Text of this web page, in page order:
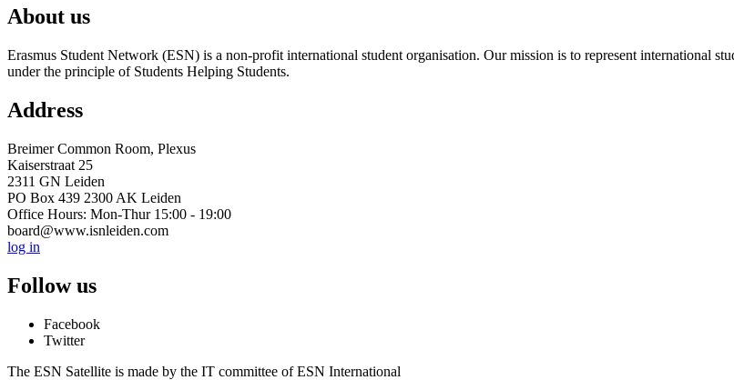
About us
Erasmus Student Network (ESN) is a non-profit international student organisation. Our mission is to represent international
under the principle of Students Helping Students.
Address
Breimer Common Room, Plexus
Kaiserstraat 25
2311 GN Leiden
PO Box 439 2300 AK Leiden
Office Hours: Mon-Thur 15:00 - 19:00
board@www.isnleiden.com
log in
Follow us
Facebook
Twitter
The ESN Satellite is made by the IT committee of ESN International